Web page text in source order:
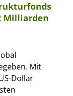
Milliarden
Mit
Dollar